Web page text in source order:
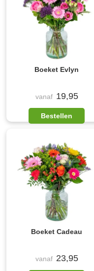
Boeket Evlyn
vanaf 19,95
Bestellen
Boeket Cadeau
vanaf 23,95